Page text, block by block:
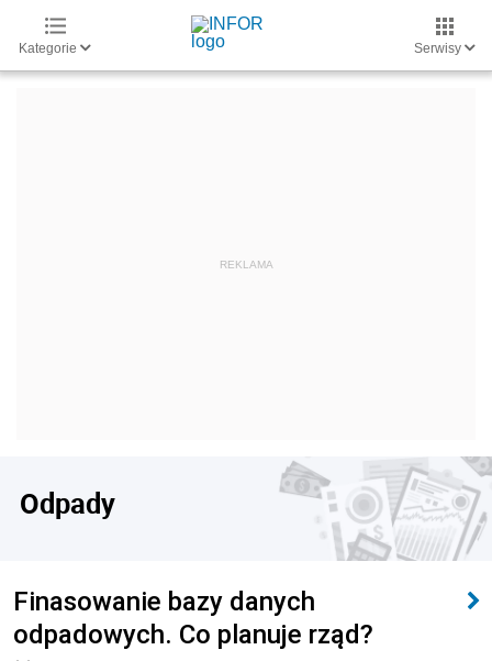
Kategorie Serwisy
Odpady
Finasowanie bazy danych
odpadowych. Co planuje rząd?